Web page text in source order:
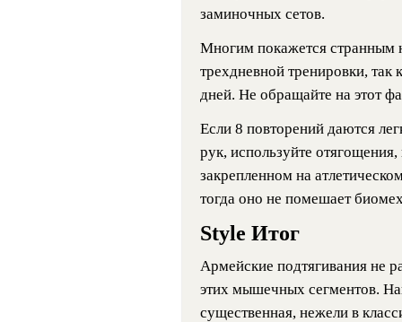
заминочных сетов.
Многим покажется странным
трехдневной тренировки,
дней. Не обращайте на этот
Если 8 повторений даются
рук, используйте
закрепленном на
тогда оно не помешает
Style Итог
Армейские подтягивания не
этих мышечных сегментов.
существенная, нежели в